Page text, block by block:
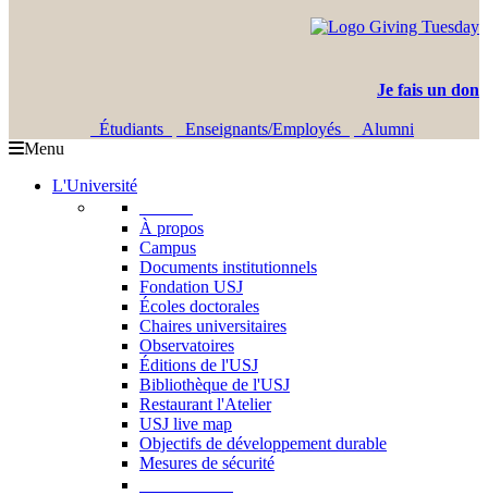
Je fais un don
Étudiants Enseignants/Employés
Alumni
Menu
L'Université
À propos
Campus
Documents institutionnels
Fondation USJ
Écoles doctorales
Chaires universitaires
Observatoires
Éditions de l'USJ
Bibliothèque de l'USJ
Restaurant l'Atelier
USJ live map
Objectifs de développement durable
Mesures de sécurité